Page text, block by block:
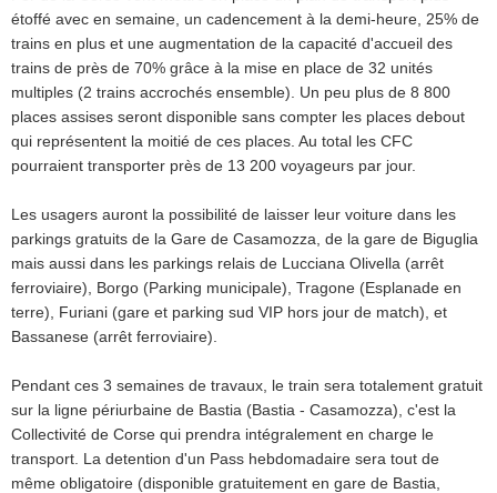
étoffé avec en semaine, un cadencement à la demi-heure, 25% de
trains en plus et une augmentation de la capacité d'accueil des
trains de près de 70% grâce à la mise en place de 32 unités
multiples (2 trains accrochés ensemble). Un peu plus de 8 800
places assises seront disponible sans compter les places debout
qui représentent la moitié de ces places. Au total les CFC
pourraient transporter près de 13 200 voyageurs par jour.
Les usagers auront la possibilité de laisser leur voiture dans les
parkings gratuits de la Gare de Casamozza, de la gare de Biguglia
mais aussi dans les parkings relais de Lucciana Olivella (arrêt
ferroviaire), Borgo (Parking municipale), Tragone (Esplanade en
terre), Furiani (gare et parking sud VIP hors jour de match), et
Bassanese (arrêt ferroviaire).
Pendant ces 3 semaines de travaux, le train sera totalement gratuit
sur la ligne périurbaine de Bastia (Bastia - Casamozza), c'est la
Collectivité de Corse qui prendra intégralement en charge le
transport. La detention d'un Pass hebdomadaire sera tout de
même obligatoire (disponible gratuitement en gare de Bastia,